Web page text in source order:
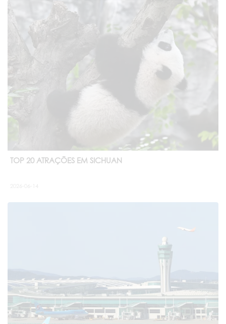
TOP 20 ATRAÇÕES EM SICHUAN